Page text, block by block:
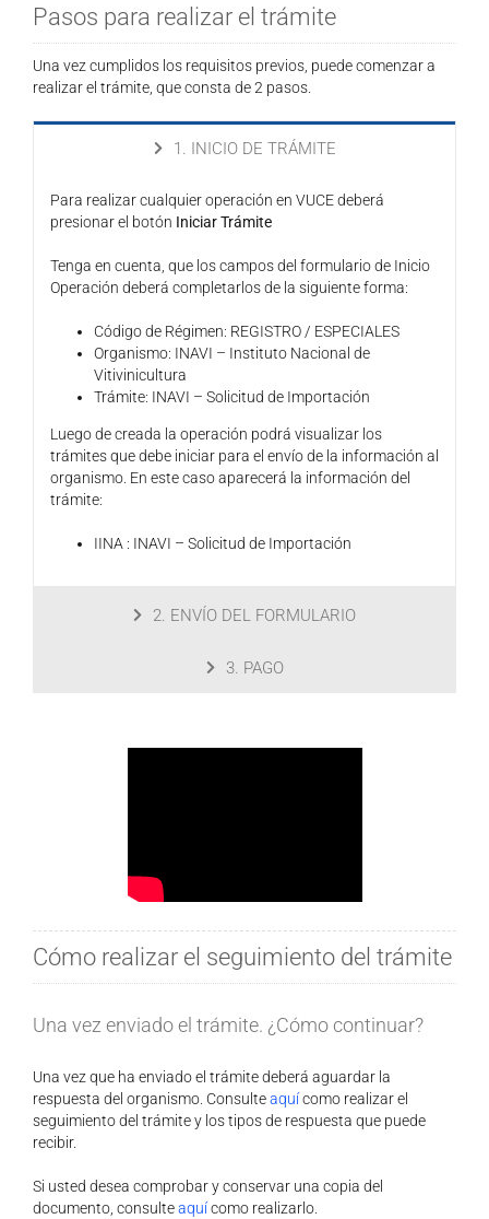
Pasos para realizar el trámite
Una vez cumplidos los requisitos previos, puede comenzar a
realizar el trámite, que consta de 2 pasos.
1. INICIO DE TRÁMITE
Para realizar cualquier operación en VUCE deberá
presionar el botón Iniciar Trámite
Tenga en cuenta, que los campos del formulario de Inicio
Operación deberá completarlos de la siguiente forma:
Código de Régimen: REGISTRO / ESPECIALES
Organismo: INAVI – Instituto Nacional de
Vitivinicultura
Trámite: INAVI – Solicitud de Importación
Luego de creada la operación podrá visualizar los
trámites que debe iniciar para el envío de la información al
organismo. En este caso aparecerá la información del
trámite:
IINA : INAVI – Solicitud de Importación
2. ENVÍO DEL FORMULARIO
3. PAGO
Cómo realizar el seguimiento del trámite
Una vez enviado el trámite. ¿Cómo continuar?
Una vez que ha enviado el trámite deberá aguardar la
respuesta del organismo. Consulteaquícomo realizar el
seguimiento del trámite y los tipos de respuesta que puede
recibir.
Si usted desea comprobar y conservar una copia del
documento, consulteaquícomo realizarlo.